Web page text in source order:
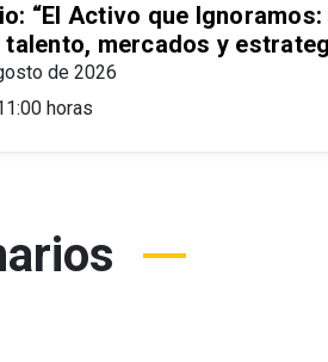
“El Activo que
mercados y
de 2026
horas